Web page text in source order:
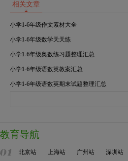
相关文章
小学1-6年级作文素材大全
小学1-6年级数学天天练
小学1-6年级奥数练习题整理汇总
小学1-6年级语数英教案汇总
小学1-6年级语数英期末试题整理汇总
教育导航
北京站 上海站 广州站
深圳站